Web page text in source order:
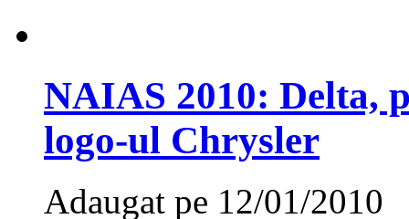
NAIAS 2010: Delta,
logo-ul Chrysler
Adaugat pe 12/01/2010